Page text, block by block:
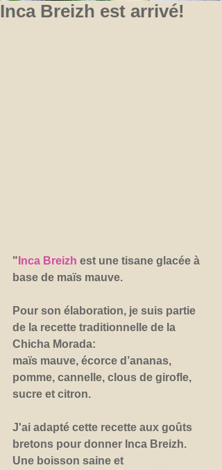
Inca Breizh est arrivé!
" Inca Breizh est une tisane glacée à
base de maïs mauve.
Pour son élaboration, je suis partie
de la recette traditionnelle de la
Chicha Morada:
maïs mauve, écorce d’ananas,
pomme, cannelle, clous de girofle,
sucre et citron.
J'ai adapté cette recette aux goûts
bretons pour donner Inca Breizh.
Une boisson saine et